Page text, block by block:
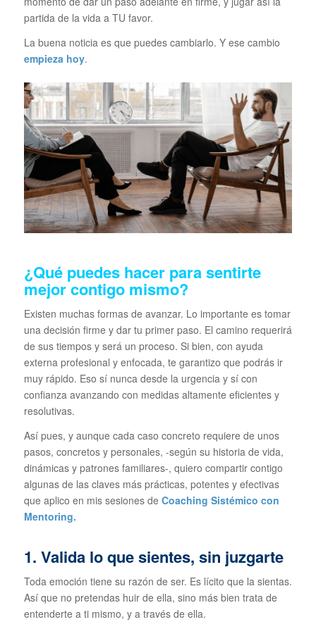
partida de la vida a TU favor.
La buena noticia es que puedes cambiarlo. Y ese cambio
empieza hoy.
¿Qué puedes hacer para sentirte
mejor contigo mismo?
Existen muchas formas de avanzar. Lo importante es tomar
una decisión firme y dar tu primer paso. El camino requerirá
de sus tiempos y será un proceso. Si bien, con ayuda
externa profesional y enfocada, te garantizo que podrás ir
muy rápido. Eso sí nunca desde la urgencia y sí con
confianza avanzando con medidas altamente eficientes y
resolutivas.
Así pues, y aunque cada caso concreto requiere de unos
pasos, concretos y personales, -según su historia de vida,
dinámicas y patrones familiares-, quiero compartir contigo
algunas de las claves más prácticas, potentes y efectivas
que aplico en mis sesiones de Coaching Sistémico con
Mentoring.
1. Valida lo que sientes, sin juzgarte
Toda emoción tiene su razón de ser. Es lícito que la sientas.
Así que no pretendas huir de ella, sino más bien trata de
entenderte a ti mismo, y a través de ella.